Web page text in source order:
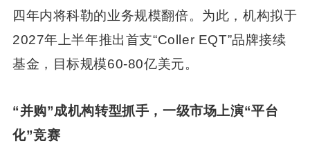
四年内将科勒的业务规模翻倍。为此，机构拟于
2027年上半年推出首支“Coller EQT”品牌接续
基金，目标规模60-80亿美元。
“并购”成机构转型抓手，一级市场上演“平台
化”竞赛